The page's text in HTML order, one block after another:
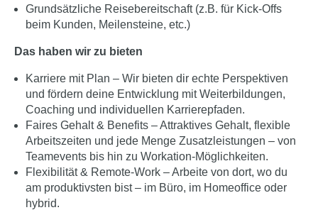
Grundsätzliche Reisebereitschaft (z.B. für Kick-Offs
beim Kunden, Meilensteine, etc.)
Das haben wir zu bieten
Karriere mit Plan – Wir bieten dir echte Perspektiven
und fördern deine Entwicklung mit Weiterbildungen,
Coaching und individuellen Karrierepfaden.
Faires Gehalt & Benefits – Attraktives Gehalt, flexible
Arbeitszeiten und jede Menge Zusatzleistungen – von
Teamevents bis hin zu Workation-Möglichkeiten.
Flexibilität & Remote-Work – Arbeite von dort, wo du
am produktivsten bist – im Büro, im Homeoffice oder
hybrid.